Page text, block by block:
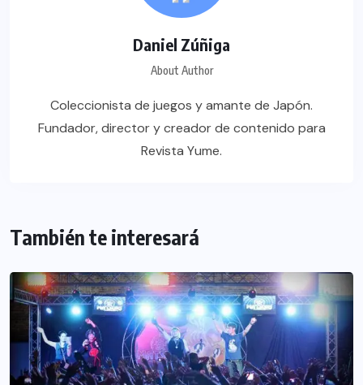
Daniel Zúñiga
About Author
Coleccionista de juegos y amante de Japón.
Fundador, director y creador de contenido para
Revista Yume.
También te interesará